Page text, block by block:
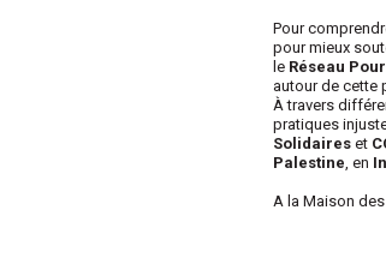
Pour
pour mieux
le Réseau
autour de cette
À travers
pratiques
Solidaires et
Palestine, en
A la Maison